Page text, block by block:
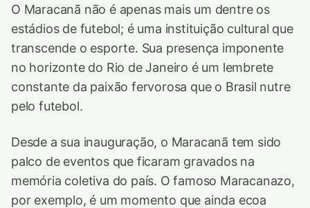
O Maracanã não é apenas mais um dentre os
estádios de futebol; é uma instituição cultural que
transcende o esporte. Sua presença imponente
no horizonte do Rio de Janeiro é um lembrete
constante da paixão fervorosa que o Brasil nutre
pelo futebol.
Desde a sua inauguração, o Maracanã tem sido
palco de eventos que ficaram gravados na
memória coletiva do país. O famoso Maracanazo,
por exemplo, é um momento que ainda ecoa